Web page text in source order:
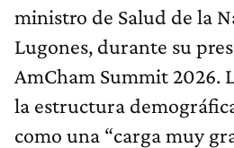
ministro de Salud de la
Lugones, durante su
AmCham Summit 2026.
la estructura
como una “carga muy